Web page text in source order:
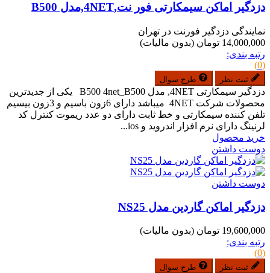
دزدگیر اماکن سیمکارتی فور نت,4NET,مدل B500
نمایندگی دزدگیر فورنت در تهران
14,000,000 تومان
(بدون مالیات)
رتبه بندی:
(0)
ثبت نظر طرح سوال
دزدگیر سیمکارتی 4NET, مدل B500 4net_B500 یکی از جدیدترین
محصولات شرکت 4NET میباشد دارای 6زون باسیم و 3زون بیسیم
تلفن کننده سیمکارتی و خط ثابت دارای دو عدد ریموت کنترل کد
لرنینگ دارای نرم افزار اندروید و ios...
خرید محصول
دوست داشتن
دوست داشتن
دزدگیر اماکن گاردین مدل NS25
19,600,000 تومان
(بدون مالیات)
رتبه بندی:
(0)
ثبت نظر طرح سوال